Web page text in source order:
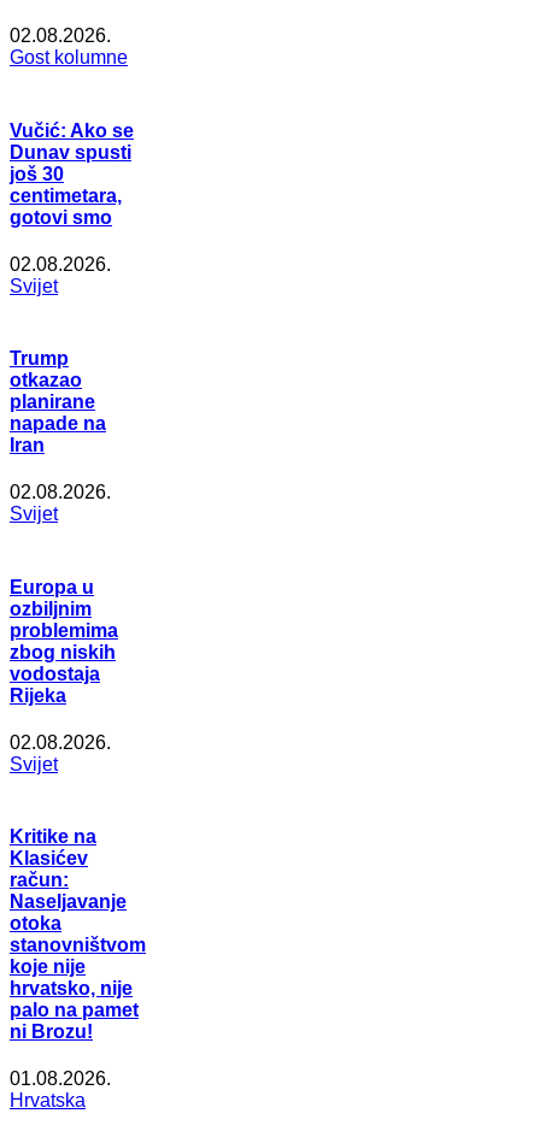
02.08.2026.
Gost kolumne
Vučić: Ako se
Dunav spusti
još 30
centimetara,
gotovi smo
02.08.2026.
Svijet
Trump
otkazao
planirane
napade na
Iran
02.08.2026.
Svijet
Europa u
ozbiljnim
problemima
zbog niskih
vodostaja
Rijeka
02.08.2026.
Svijet
Kritike na
Klasićev
račun:
Naseljavanje
otoka
stanovništvom
koje nije
hrvatsko, nije
palo na pamet
ni Brozu!
01.08.2026.
Hrvatska